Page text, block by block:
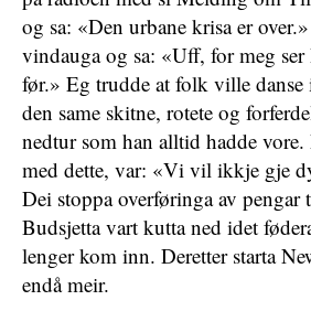
og sa: «Den urbane krisa er
vindauga og sa: «Uff, for meg
før.» Eg trudde at folk ville danse
den same skitne, rotete og
nedtur som han alltid hadde
med dette, var: «Vi vil ikkje gje
Dei stoppa overføringa av
Budsjetta vart kutta ned idet
lenger kom inn. Deretter starta
endå meir.